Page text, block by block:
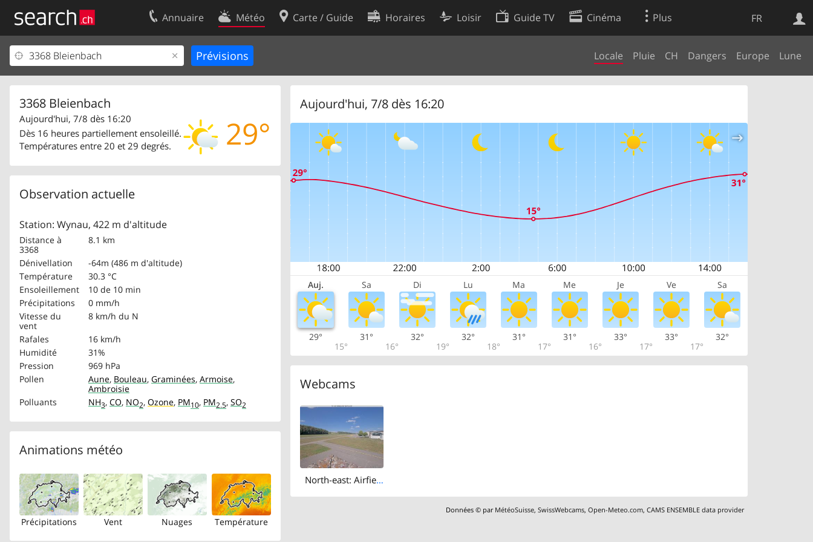
FR
Annuaire Météo Carte / Guide Horaires Loisir Guide TV Cinéma Plus
Locale Pluie CH Dangers Europe Lune
3368 Bleienbach
29°
Aujourd'hui, 7/8 dès 16:20
Dès 16 heures partiellement ensoleillé.
Températures entre 20 et 29 degrés.
Observation actuelle
Station: Wynau, 422 m d'altitude
Distance à
3368
8.1 km
Dénivellation
-64m (486 m d'altitude)
Température
30.3 °C
Ensoleillement
10 de 10 min
Précipitations
0 mm/h
Vitesse du
vent
8 km/h du N
Rafales
16 km/h
Humidité
31%
Pression
969 hPa
Pollen
Aune, Bouleau, Graminées, Armoise,
Ambroisie
Polluants
NH3, CO, NO2, Ozone, PM10, PM2.5, SO2
Animations météo
Précipitations Vent Nuages Température
Aujourd'hui, 7/8 dès 16:20
Auj. Sa Di Lu Ma Me Je Ve Sa
29°
15°
31°
16°
32°
19°
32°
18°
31°
17°
31°
16°
33°
17°
33°
17°
32°
Webcams
North-east: Airfield Langenthal
Données © par MétéoSuisse,SwissWebcams,Open-Meteo.com,CAMS ENSEMBLE data provider
Web
Votre inscription
Centre clients
Mentions Légales
Contact
Conditions d’utilisation
Préférences de cookies